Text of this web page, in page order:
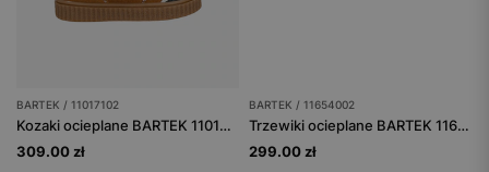
BARTEK / 11017102
Kozaki ocieplane BARTEK 11017102, brązowy
309.00 zł
BARTEK / 11654002
Trzewiki ocieplane BARTEK 11654002, czarny
299.00 zł